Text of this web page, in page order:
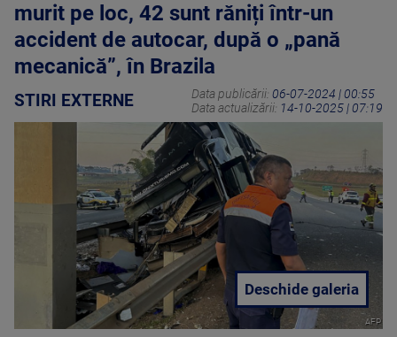
murit pe loc, 42 sunt răniți într-un
accident de autocar, după o „pană
mecanică”, în Brazila
STIRI EXTERNE Data publicării: 06-07-2024 | 00:55
Data actualizării: 14-10-2025 | 07:19
AFP
Deschide galeria